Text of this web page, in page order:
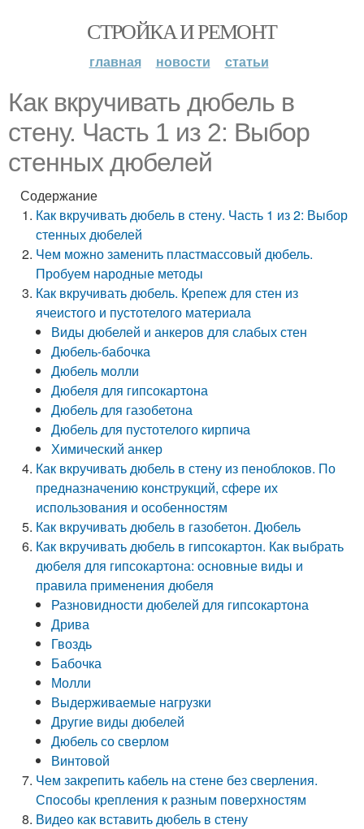
СТРОЙКА И РЕМОНТ
главная новости статьи
Как вкручивать дюбель в
стену. Часть 1 из 2: Выбор
стенных дюбелей
Содержание
Как вкручивать дюбель в стену. Часть 1 из 2: Выбор
стенных дюбелей
Чем можно заменить пластмассовый дюбель.
Пробуем народные методы
Как вкручивать дюбель. Крепеж для стен из
ячеистого и пустотелого материала
Виды дюбелей и анкеров для слабых стен
Дюбель-бабочка
Дюбель молли
Дюбеля для гипсокартона
Дюбель для газобетона
Дюбель для пустотелого кирпича
Химический анкер
Как вкручивать дюбель в стену из пеноблоков. По
предназначению конструкций, сфере их
использования и особенностям
Как вкручивать дюбель в газобетон. Дюбель
Как вкручивать дюбель в гипсокартон. Как выбрать
дюбеля для гипсокартона: основные виды и
правила применения дюбеля
Разновидности дюбелей для гипсокартона
Дрива
Гвоздь
Бабочка
Молли
Выдерживаемые нагрузки
Другие виды дюбелей
Дюбель со сверлом
Винтовой
Чем закрепить кабель на стене без сверления.
Способы крепления к разным поверхностям
Видео как вставить дюбель в стену